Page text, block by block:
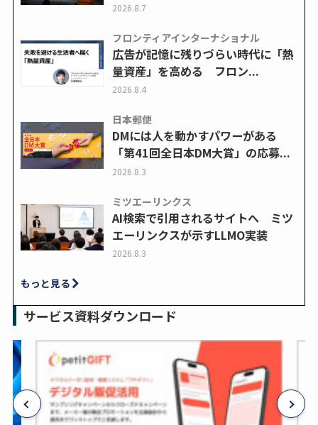
2026.8.7
フロンティアインターナショナル
広告が記憶に残りづらい時代に「熱
量資産」を高める フロン...
2026.8.4
日本郵便
DMには人を動かすパワーがある
「第41回全日本DM大賞」の応募...
2026.8.3
ミツエーリンクス
AI検索で引用されるサイトへ ミツ
エーリンクスが示すLLMO実装
2026.8.3
もっと見る
サービス資料ダウンロード